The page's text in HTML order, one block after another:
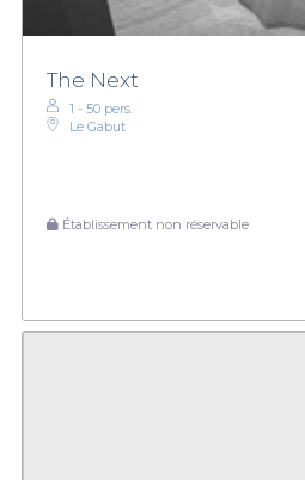
The Next
1 - 50 pers.
Le Gabut
Établissement non réservable